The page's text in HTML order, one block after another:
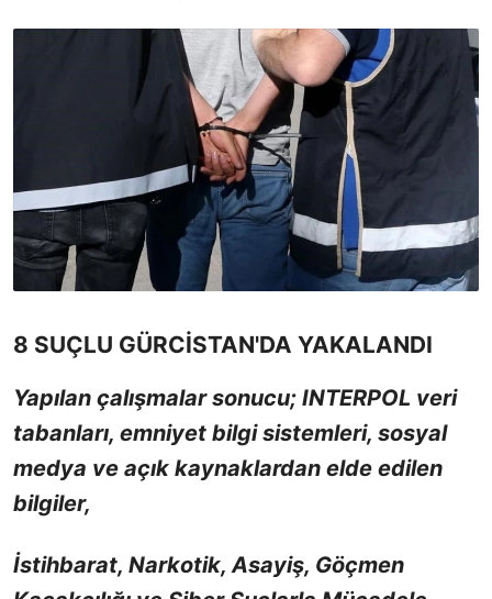
8 SUÇLU GÜRCİSTAN'DA YAKALANDI
Yapılan çalışmalar sonucu; INTERPOL veri
tabanları, emniyet bilgi sistemleri, sosyal
medya ve açık kaynaklardan elde edilen
bilgiler,
İstihbarat, Narkotik, Asayiş, Göçmen